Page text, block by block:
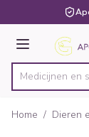
Ga naar de inhoud
Menu
Product,
Home / Dieren